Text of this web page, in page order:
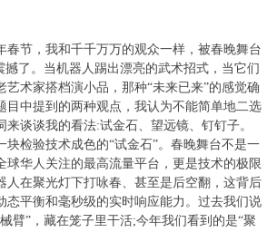
节，我和千千万万的观众一样，被春晚舞台
撼了。当机器人踢出漂亮的武术招式，当它们
艺术家搭档演小品，那种“未来已来”的感觉确
目中提到的两种观点，我认为不能简单地二选
来谈谈我的看法:试金石、望远镜、钉钉子。
检验技术成色的“试金石”。春晚舞台不是一
球华人关注的最高流量平台，更是技术的极限
人在聚光灯下打咏春、甚至是后空翻，这背后
态平衡和毫秒级的实时响应能力。过去我们说
臂”，藏在笼子里干活;今年我们看到的是“聚